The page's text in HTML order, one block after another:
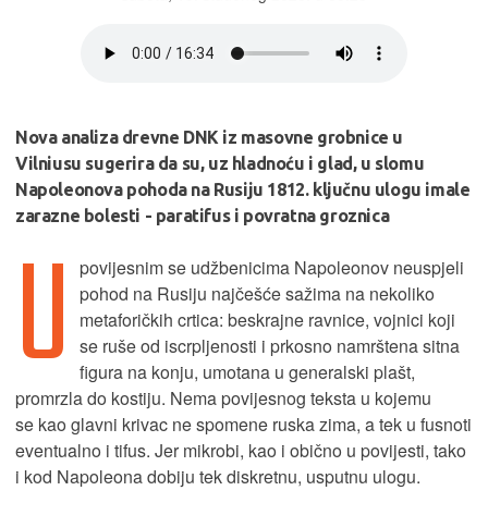
Nova analiza drevne DNK iz masovne grobnice u
Vilniusu sugerira da su, uz hladnoću i glad, u slomu
Napoleonova pohoda na Rusiju 1812. ključnu ulogu imale
zarazne bolesti - paratifus i povratna groznica
U
povijesnim se udžbenicima Napoleonov neuspjeli
pohod na Rusiju najčešće sažima na nekoliko
metaforičkih crtica: beskrajne ravnice, vojnici koji
se ruše od iscrpljenosti i prkosno namrštena sitna
figura na konju, umotana u generalski plašt,
promrzla do kostiju. Nema povijesnog teksta u kojemu
se kao glavni krivac ne spomene ruska zima, a tek u fusnoti
eventualno i tifus. Jer mikrobi, kao i obično u povijesti, tako
i kod Napoleona dobiju tek diskretnu, usputnu ulogu.